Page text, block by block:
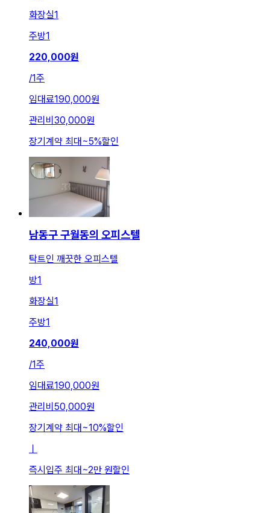
화장실1
주방1
220,000원
/1주
임대료190,000원
관리비 30,000원
장기계약 최대~5%할인
남동구 구월동의 오피스텔
탁트인 깨끗한 오피스텔
방1
화장실1
주방1
240,000원
/1주
임대료190,000원
관리비 50,000원
장기계약 최대 ~10%할인
즉시입주 최대 ~2만 원할인